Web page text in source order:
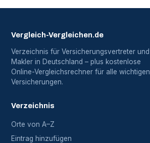
Vergleich-Vergleichen.de
Verzeichnis für Versicherungsvertreter und
Makler in Deutschland – plus kostenlose
Online-Vergleichsrechner für alle wichtigen
Versicherungen.
Verzeichnis
Orte von A–Z
Eintrag hinzufügen